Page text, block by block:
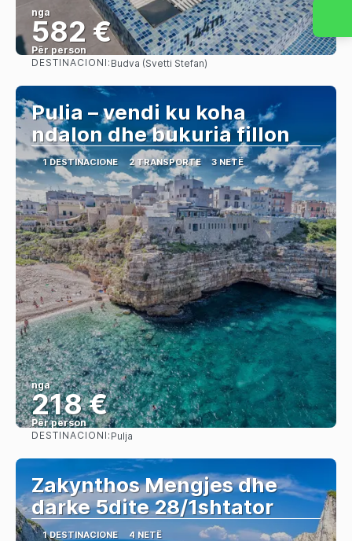
nga
582 €
Për person
Shihni
DESTINACIONI: Budva (Svetti Stefan)
Pulia – vendi ku koha
ndalon dhe bukuria fillon
1 DESTINACIONE 2 TRANSPORTE 3 NETË
nga
218 €
Për person
DESTINACIONI: Pulja
Zakynthos Mengjes dhe
darke 5dite 28/1shtator
1 DESTINACIONE 4 NETË